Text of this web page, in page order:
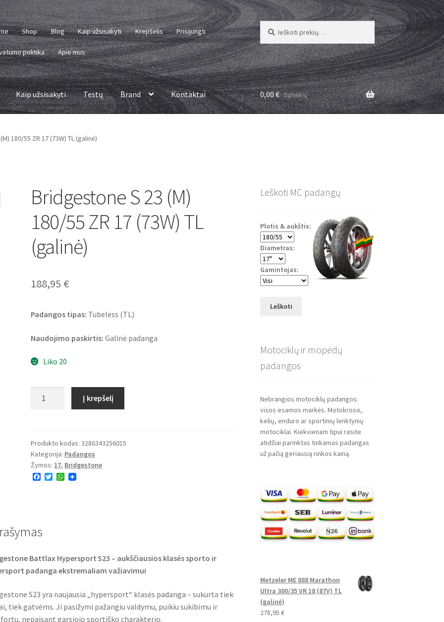
Shop Blog Kaip užsisakyti Krepšelis Prisijungti
politika Apie mus
Ieškoti:
Ieškoti
Kaip užsisakyti Testų Brand Kontaktai 0,00€ 0 prekių
180/55 ZR 17 (73W) TL (galinė)
Bridgestone S 23 (M)
180/55 ZR 17 (73W) TL
(galinė)
188,95 €
Padangos tipas: Tubeless (TL)
Naudojimo paskirtis: Galinė padanga
Liko 20
23
(M)
180/55
ZR
(galinė)
Į krepšelį
Produkto kodas:3286343256015
Kategorija: Padangos
Žymos: 17, Bridgestone
F
k
T
W
Battlax Hypersport S23 – aukščiausios klasės sporto ir
padanga ekstremaliam važiavimui
S23 yra naujausia „hypersport“ klasės padanga – sukurta tiek
tiek gatvėms. Ji pasižymi pažangiu valdymu, puikiu sukibimu ir
nepaisant garsiojo sportiško charakterio.
Leškoti MC padangų
Plotis & aukštis:
Diametras:
Gamintojas:
Leškoti
Motociklų ir mopedų
padangos
Nebrangios motociklų padangos:
visos esamos markės. Motokroso,
kelių, enduro ar sportinių lenktynių
motociklai. Kiekvienam tipui rasite
atidžiai parinktas tinkamas padangas
už pačią geriausią rinkos kainą.
Metzeler ME 888 Marathon
Ultra 300/35 VR 18 (87V) TL
(galinė)
278,95 €